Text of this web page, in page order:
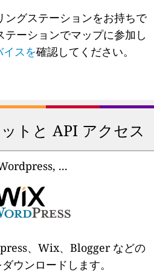
ングステーションをお持ちで
ーションでマップに参加し
イスを確認してください。
トと API アクセス
...
、Wix、Blogger などの
ウンロードします。